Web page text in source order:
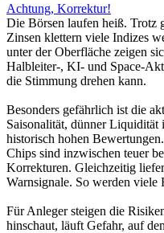
Achtung, Korrektur!
Die Börsen laufen heiß. Trotz
Zinsen klettern viele Indizes
unter der Oberfläche zeigen
Halbleiter-, KI- und Space-
die Stimmung drehen kann.
Besonders gefährlich ist die
Saisonalität, dünner Liquidität
historisch hohen
Chips sind inzwischen teuer
Korrekturen. Gleichzeitig
Warnsignale. So werden viele
Für Anleger steigen die
hinschaut, läuft Gefahr, auf